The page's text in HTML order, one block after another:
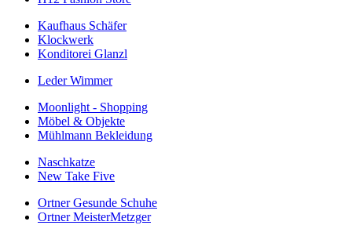
Kaufhaus Schäfer
Klockwerk
Konditorei Glanzl
Leder Wimmer
Moonlight - Shopping
Möbel & Objekte
Mühlmann Bekleidung
Naschkatze
New Take Five
Ortner Gesunde Schuhe
Ortner MeisterMetzger